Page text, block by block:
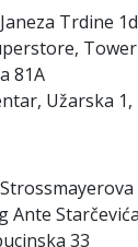
Trdine 1d
81A
Užarska 1,
Ante
33